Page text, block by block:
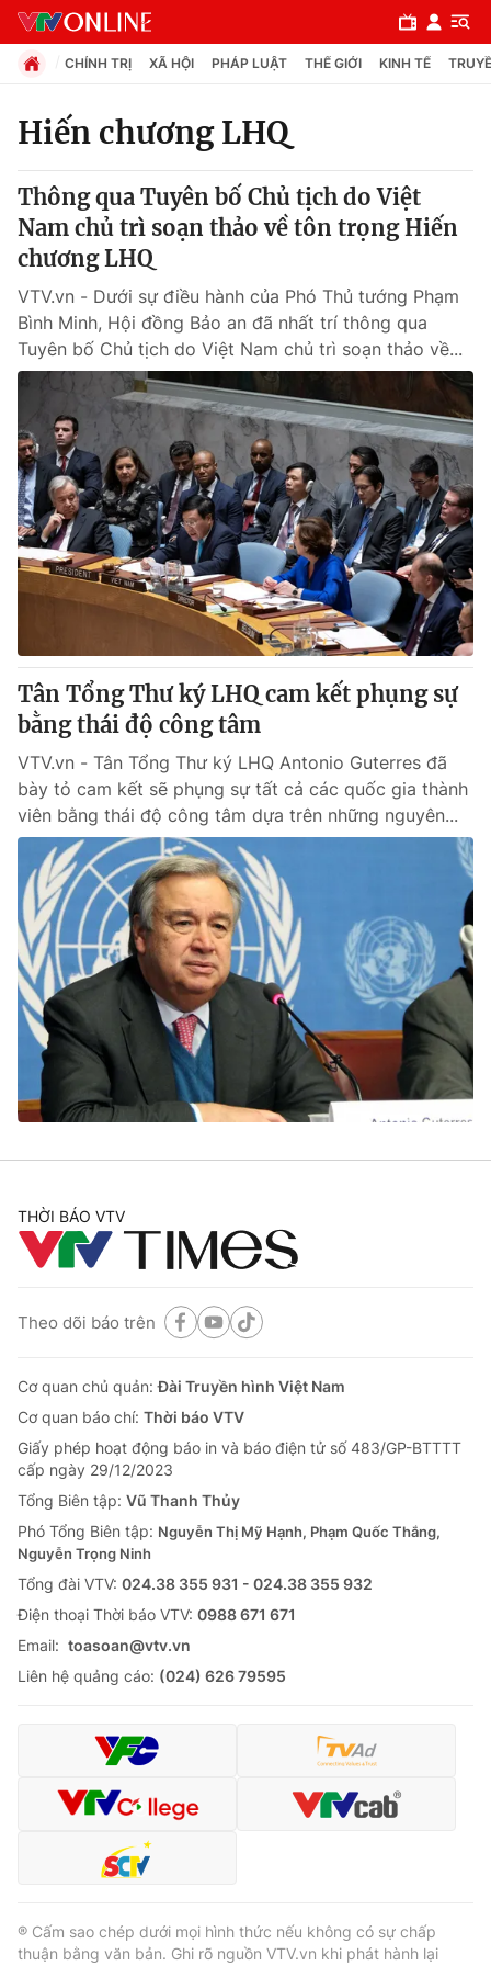
Chuyên mục
Chính trị
Pháp luật
Thế giới
Tin tức
Thế giới đó đây
Câu chuyện quốc tế
Kinh tế
Tài chính
Góc doanh nghiệp
Dữ liệu và đời sống
Truyền hình
Phim VTV
Hậu trường
Nhân vật
Khán giả
Giải sao mai
Giải trí
Điện ảnh
Âm nhạc
Sao
Đời sống
Du lịch
Làm đẹp
Chất lượng cuộc sống
Giáo dục
Tuyển sinh
Học trực tuyến
Công nghệ
Hitech Công nghệ tương lai
Sản phẩm
Thị trường
Tư vấn
Giao lưu trực tuyến
Lịch phát sóng
Chuyên mục khác
Emagazine Podcast
Photo Infographic
VTV Sức khoẻ Bất động sản
Thị trường 24h
VTV4
VTV9 VTV8
Liên hệ tòa soạn English
THỜI BÁO VTV
Cơ quan chủ quản:Đài Truyền hình Việt Nam
CHÍNH TRỊ XÃ HỘI PHÁP LUẬT THẾ GIỚI KINH TẾ
Hiến chương LHQ
Thông qua Tuyên bố Chủ tịch do Việt
Nam chủ trì soạn thảo về tôn trọng Hiến
chương LHQ
VTV.vn - Dưới sự điều hành của Phó Thủ tướng Phạm
Bình Minh, Hội đồng Bảo an đã nhất trí thông qua
Tuyên bố Chủ tịch do Việt Nam chủ trì soạn thảo về...
Tân Tổng Thư ký LHQ cam kết phụng sự
bằng thái độ công tâm
VTV.vn - Tân Tổng Thư ký LHQ Antonio Guterres đã
bày tỏ cam kết sẽ phụng sự tất cả các quốc gia thành
viên bằng thái độ công tâm dựa trên những nguyên...
THỜI BÁO VTV
Theo dõi báo trên
Cơ quan chủ quản:Đài Truyền hình Việt Nam
Cơ quan báo chí: Thời báo VTV
Giấy phép hoạt động báo in và báo điện tử số 483/GP-BTTTT
cấp ngày 29/12/2023
Tổng Biên tập: Vũ Thanh Thủy
Phó Tổng Biên tập: Nguyễn Thị Mỹ Hạnh, Phạm Quốc Thắng,
Nguyễn Trọng Ninh
Tổng đài VTV: 024.38 355 931 - 024.38 355 932
Ðiện thoại Thời báo VTV: 0988 671 671
Email: toasoan@vtv.vn
Liên hệ quảng cáo: (024) 626 79595
® Cấm sao chép dưới mọi hình thức nếu không có sự chấp
thuận bằng văn bản. Ghi rõ nguồn VTV.vn khi phát hành lại